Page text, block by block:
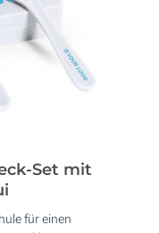
Set mit
für einen